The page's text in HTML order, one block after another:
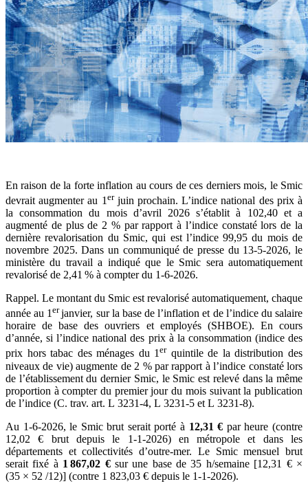
En raison de la forte inflation au cours de ces derniers mois, le Smic
devrait augmenter au 1 erjuin prochain. L’indice national des prix à
la consommation du mois d’avril 2026 s’établit à 102,40 et a
augmenté de plus de 2 % par rapport à l’indice constaté lors de la
dernière revalorisation du Smic, qui est l’indice 99,95 du mois de
novembre 2025. Dans un communiqué de presse du 13-5-2026, le
ministère du travail a indiqué que le Smic sera automatiquement
revalorisé de 2,41 % à compter du 1-6-2026.
Rappel. Le montant du Smic est revalorisé automatiquement, chaque
année au 1erjanvier, sur la base de l’inflation et de l’indice du salaire
horaire de base des ouvriers et employés (SHBOE). En cours
d’année, si l’indice national des prix à la consommation (indice des
prix hors tabac des ménages du 1erquintile de la distribution des
niveaux de vie) augmente de 2 % par rapport à l’indice constaté lors
de l’établissement du dernier Smic, le Smic est relevé dans la même
proportion à compter du premier jour du mois suivant la publication
de l’indice (C. trav. art. L 3231-4, L 3231-5 et L 3231-8).
Au 1-6-2026, le Smic brut serait porté à 12,31 € par heure (contre
12,02 € brut depuis le 1-1-2026) en métropole et dans les
départements et collectivités d’outre-mer. Le Smic mensuel brut
serait fixé à 1 867,02 €sur une base de 35 h/semaine [12,31 € ×
(35 × 52 /12)] (contre 1 823,03 € depuis le 1-1-2026).